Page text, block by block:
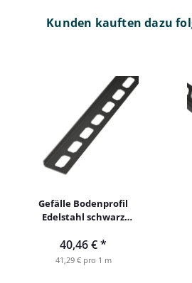
Kunden kauften dazu
Gefälle Bodenprofil
Edelstahl schwarz
40,46 €*
41,29 € pro 1 m